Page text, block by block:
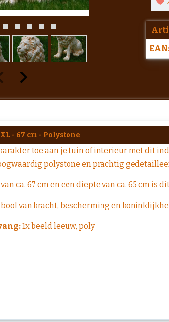
EAN:
- 67 cm - Polystone
toe aan je tuin of interieur met dit
polystone en prachtig
ca. 67 cm en een diepte van ca. 65 cm
van kracht, bescherming en
1x beeld leeuw, poly